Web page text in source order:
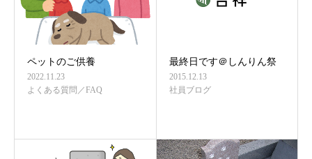
ペットのご供養
2022.11.23
よくある質問／FAQ
最終日です＠しんりん祭
2015.12.13
社員ブログ